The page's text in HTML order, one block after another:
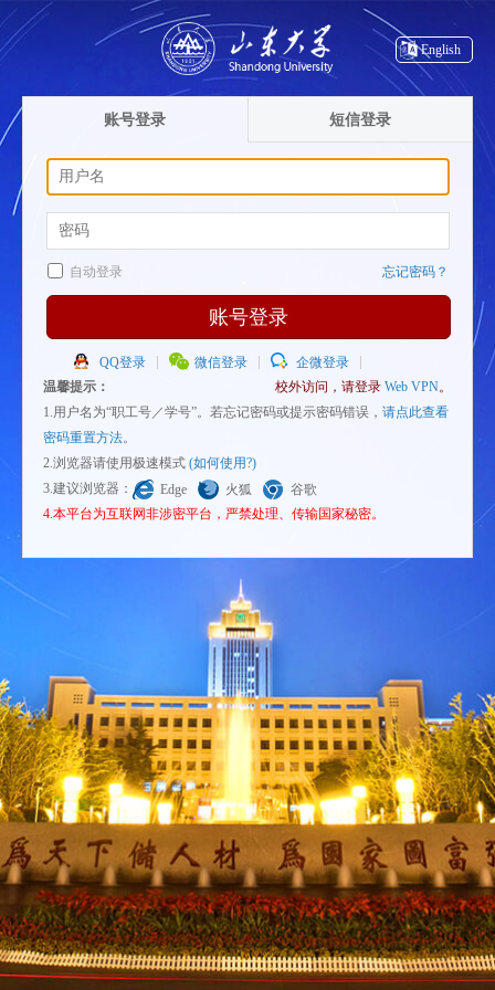
English
账号登录 短信登录
自动登录 忘记密码？
账号登录
QQ登录 微信登录
企微登录
温馨提示：
校外访问，请登录 Web VPN。
1.用户名为“职工号／学号”。若忘记密码或提示密码错误， 请点此查看
密码重置方法。
2.浏览器请使用极速模式 (如何使用?)
3.建议浏览器：
Edge 火狐
谷歌
4.本平台为互联网非涉密平台，严禁处理、传输国家秘密。